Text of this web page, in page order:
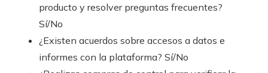
producto y resolver preguntas frecuentes?
Sí/No
¿Existen acuerdos sobre accesos a datos e
informes con la plataforma? Sí/No